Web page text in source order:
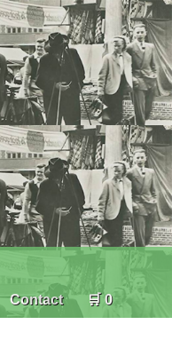
Contact 🛒 0